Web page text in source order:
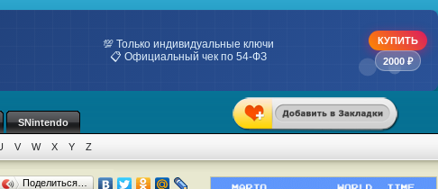
💯 Только индивидуальные ключи
📋 Официальный чек по 54-ФЗ
КУПИТЬ
2000 ₽
SNintendo
V W X Y Z
Поделиться…